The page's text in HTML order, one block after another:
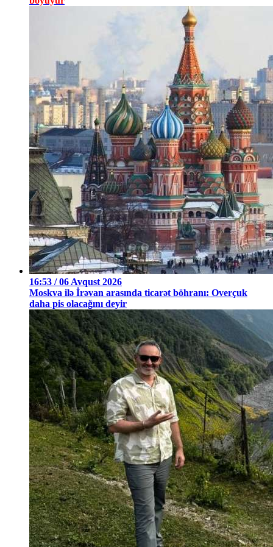
16:53 / 06 Avqust 2026
Moskva ilə İrəvan arasında ticarət böhranı: Overçuk
daha pis olacağını deyir